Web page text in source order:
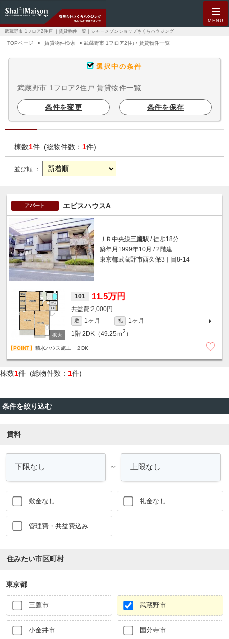
MENU
武蔵野市 1フロア2住戸 ｜賃貸物件一覧｜シャーメゾンショップさくらハウジング
TOPページ 賃貸物件検索 武蔵野市 1フロア2住戸 賃貸物件一覧
選択中の条件
武蔵野市 1フロア2住戸 賃貸物件一覧
条件を変更 条件を保存
棟数1件 (総物件数： 1件)
並び順 ：
アパート エビスハウスA
ＪＲ中央線三鷹駅 / 徒歩18分
築年月1999年10月 / 2階建
東京都武蔵野市西久保3丁目8-14
101 11.5万円
2,000円
敷 1ヶ月 礼
1ヶ月
1階 2DK（49.25ｍ2 ）
積水ハウス施工 ２DK
棟数1件 (総物件数： 1件)
条件を絞り込む
賃料
～
敷金なし 礼金なし
管理費・共益費込み
住みたい市区町村
東京都
三鷹市 武蔵野市
小金井市 国分寺市